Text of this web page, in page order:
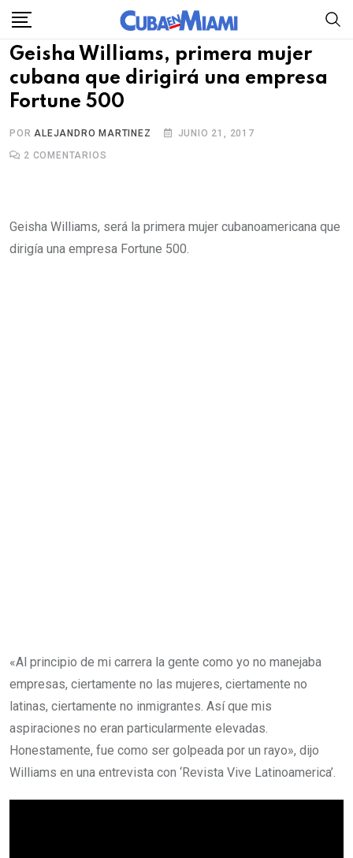
Skip
content
Geisha Williams, primera mujer
cubana que dirigirá una empresa
Fortune 500
PORALEJANDRO MARTINEZ
JUNIO 21, 2017
2 COMENTARIOS
Geisha Williams, será la primera mujer cubanoamericana que
dirigía una empresa Fortune 500.
«Al principio de mi carrera la gente como yo no manejaba
empresas, ciertamente no las mujeres, ciertamente no
latinas, ciertamente no inmigrantes. Así que mis
aspiraciones no eran particularmente elevadas.
Honestamente, fue como ser golpeada por un rayo», dijo
Williams en una entrevista con ‘Revista Vive Latinoamerica’.